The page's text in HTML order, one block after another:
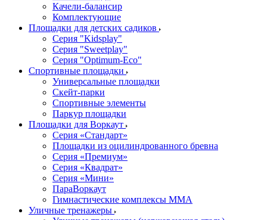
Качели-балансир
Комплектующие
Площадки для детских садиков
Серия "Kidsplay"
Серия "Sweetplay"
Серия "Оptimum-Еco"
Спортивные площадки
Универсальные площадки
Скейт-парки
Спортивные элементы
Паркур площадки
Площадки для Воркаут
Серия «Стандарт»
Площадки из оцилиндрованного бревна
Серия «Премиум»
Серия «Квадрат»
Серия «Мини»
ПараВоркаут
Гимнастические комплексы ММА
Уличные тренажеры